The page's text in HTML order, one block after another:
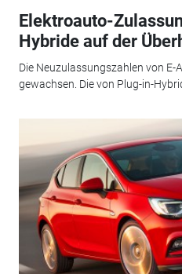
Elektroauto-
Hybride auf der
Die Neuzulassungszahlen von
gewachsen. Die von Plug-in-